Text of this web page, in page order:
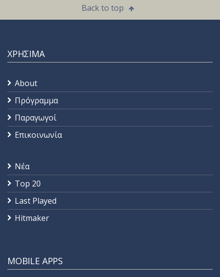
Back to top
ΧΡΗΣΙΜΑ
About
Πρόγραμμα
Παραγωγοί
Επικοινωνία
Νέα
Top 20
Last Played
Hitmaker
MOBILE APPS